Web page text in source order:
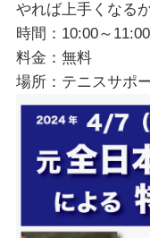
やれば上手くなるか
時間：10:00～11:00
料金：無料
場所：テニスサポ